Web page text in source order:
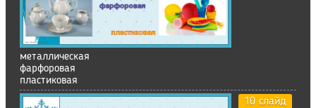
металлическая
фарфоровая
пластиковая
10 слайд